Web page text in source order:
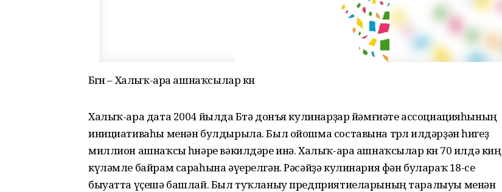
Бөгөн – Халыҡ-ара ашнаҡсылар көнө
Халыҡ-ара дата 2004 йылда Бөтә донъя кулинарҙар йәмғиәте ассоциацияһының
инициативаһы менән булдырыла. Был ойошма составына төрлө илдәрҙән һигеҙ
миллион ашнаҡсы һөнәре вәкилдәре инә. Халыҡ-ара ашнаҡсылар көнө 70 илдә киң
күләмле байрам сараһына әүерелгән. Рәсәйҙә кулинария фән булараҡ 18-се
быуатта үҫешә башлай. Был туҡланыу предприятиеларының таралыуы менән